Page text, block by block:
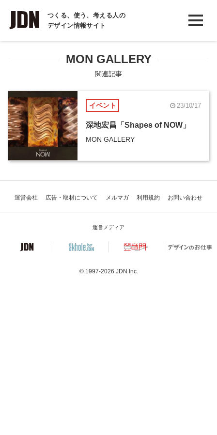
つくる、使う、考える人の
デザイン情報サイト
INTERVIEW
インタビュー
REPORT
COLUMN
コラム
MON GALLERY
関連記事
イベント 23/10/17
深地宏昌「Shapes of NOW」
MON GALLERY
運営会社 広告・取材について メルマガ 利用規約 お問い合わせ
運営メディア
© 1997-2026 JDN Inc.